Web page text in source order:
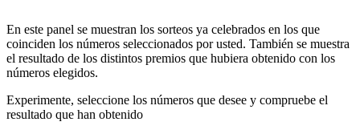
En este panel se muestran los sorteos ya celebrados en los que
coinciden los números seleccionados por usted. También se muestra
el resultado de los distintos premios que hubiera obtenido con los
números elegidos.
Experimente, seleccione los números que desee y compruebe el
resultado que han obtenido